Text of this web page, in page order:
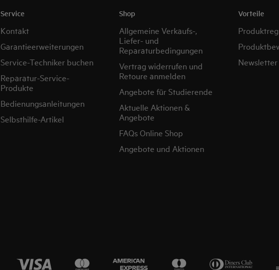
Service
Kontakt
Garantieerweiterungen
Service-Techniker buchen
Reparatur-Service-
Produkte
Bedienungsanleitungen
Selbsthilfe-Artikel
Shop
Allgemeine Verkaufs-,
Liefer- und
Reparaturbedingungen
Vertrag widerrufen und
Retoure anmelden
Angebote für Studierende
Aktuelle Aktionen &
Angebote
FAQs Online Shop
Angebote und Aktionen
Vorteile
Newsletter